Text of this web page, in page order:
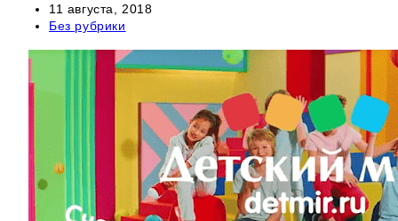
Запись
опубликована:
11 августа, 2018
Рубрика
Без рубрики